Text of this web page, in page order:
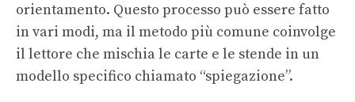
orientamento. Questo processo può essere fatto
in vari modi, ma il metodo più comune coinvolge
il lettore che mischia le carte e le stende in un
modello specifico chiamato “spiegazione”.